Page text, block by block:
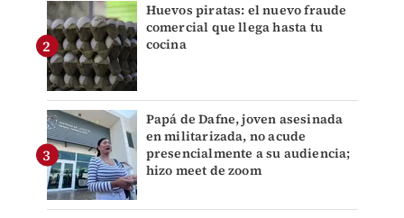
Huevos piratas: el nuevo fraude
comercial que llega hasta tu
cocina
Papá de Dafne, joven asesinada
en militarizada, no acude
presencialmente a su audiencia;
hizo meet de zoom